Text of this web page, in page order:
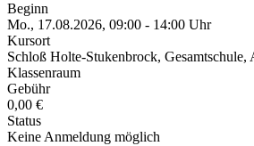
Beginn
Mo., 17.08.2026, 09:00 - 14:00 Uhr
Kursort
Schloß Holte-Stukenbrock, Gesamtschule,
Klassenraum
Gebühr
0,00 €
Status
Keine Anmeldung möglich